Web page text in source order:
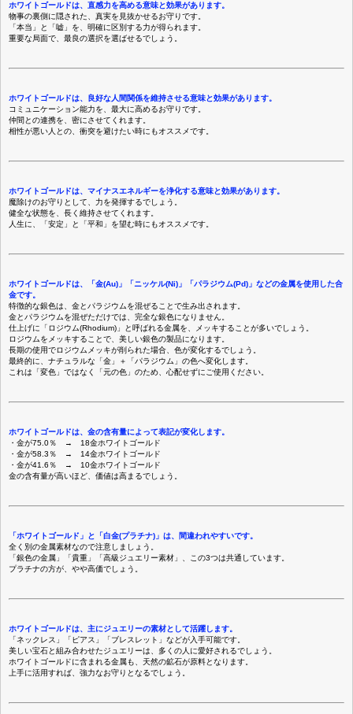
ホワイトゴールドは、直感力を高める意味と効果があります。
物事の裏側に隠された、真実を見抜かせるお守りです。
「本当」と「嘘」を、明確に区別する力が得られます。
重要な局面で、最良の選択を選ばせるでしょう。
ホワイトゴールドは、良好な人間関係を維持させる意味と効果があります。
コミュニケーション能力を、最大に高めるお守りです。
仲間との連携を、密にさせてくれます。
相性が悪い人との、衝突を避けたい時にもオススメです。
ホワイトゴールドは、マイナスエネルギーを浄化する意味と効果があります。
魔除けのお守りとして、力を発揮するでしょう。
健全な状態を、長く維持させてくれます。
人生に、「安定」と「平和」を望む時にもオススメです。
ホワイトゴールドは、「金(Au)」「ニッケル(Ni)」「パラジウム(Pd)」などの金属を使用した合
金です。
特徴的な銀色は、金とパラジウムを混ぜることで生み出されます。
金とパラジウムを混ぜただけでは、完全な銀色になりません。
仕上げに「ロジウム(Rhodium)」と呼ばれる金属を、メッキすることが多いでしょう。
ロジウムをメッキすることで、美しい銀色の製品になります。
長期の使用でロジウムメッキが削られた場合、色が変化するでしょう。
最終的に、ナチュラルな「金」＋「パラジウム」の色へ変化します。
これは「変色」ではなく「元の色」のため、心配せずにご使用ください。
ホワイトゴールドは、金の含有量によって表記が変化します。
・金が75.0％ → 18金ホワイトゴールド
・金が58.3％ → 14金ホワイトゴールド
・金が41.6％ → 10金ホワイトゴールド
金の含有量が高いほど、価値は高まるでしょう。
「ホワイトゴールド」と「白金(プラチナ)」は、間違われやすいです。
全く別の金属素材なので注意しましょう。
「銀色の金属」「貴重」「高級ジュエリー素材」、この3つは共通しています。
プラチナの方が、やや高価でしょう。
ホワイトゴールドは、主にジュエリーの素材として活躍します。
「ネックレス」「ピアス」「ブレスレット」などが入手可能です。
美しい宝石と組み合わせたジュエリーは、多くの人に愛好されるでしょう。
ホワイトゴールドに含まれる金属も、天然の鉱石が原料となります。
上手に活用すれば、強力なお守りとなるでしょう。